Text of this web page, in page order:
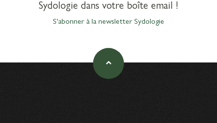
Sydologie dans votre boîte email !
S'abonner à la newsletter Sydologie